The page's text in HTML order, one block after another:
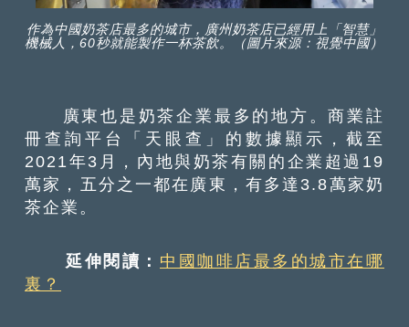
作為中國奶茶店最多的城市，廣州奶茶店已經用上「智慧」
機械人，60秒就能製作一杯茶飲。（圖片來源：視覺中國）
廣東也是奶茶企業最多的地方。商業註
冊查詢平台「天眼查」的數據顯示，截至
2021年3月，內地與奶茶有關的企業超過19
萬家，五分之一都在廣東，有多達3.8萬家奶
茶企業。
延伸閱讀： 中國咖啡店最多的城市在哪
裏？